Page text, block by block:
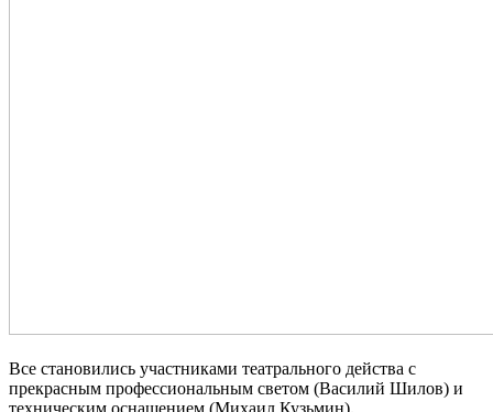
Все становились участниками театрального действа с
прекрасным профессиональным светом (Василий Шилов) и
техническим оснащением (Михаил Кузьмин).